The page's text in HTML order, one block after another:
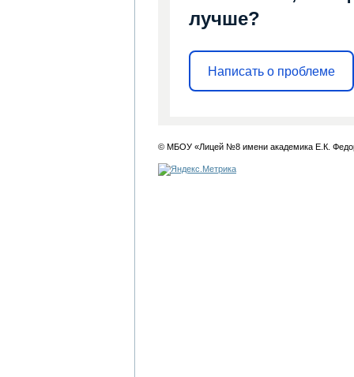
лучше?
Написать о проблеме
© МБОУ «Лицей №8 имени академика Е.К.